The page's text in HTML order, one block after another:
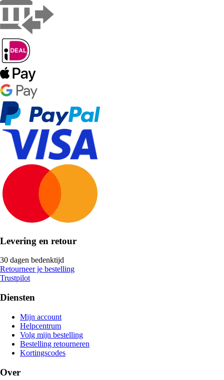
Levering en retour
30 dagen bedenktijd
Retourneer je bestelling
Trustpilot
Diensten
Mijn account
Helpcentrum
Volg mijn bestelling
Bestelling retourneren
Kortingscodes
Over